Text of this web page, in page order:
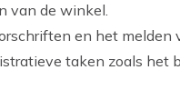
van de winkel.
en het melden
taken zoals het